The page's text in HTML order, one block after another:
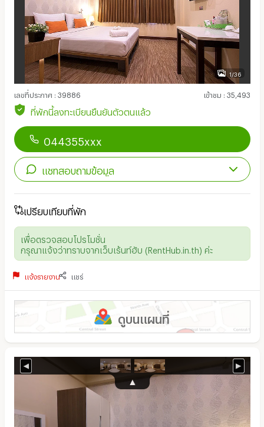
1/36
เลขที่ประกาศ : 39886 เข้าชม : 35,493
ที่พักนี้ลงทะเบียนยืนยันตัวตนแล้ว
044355xxx
แชทสอบถามข้อมูล
เปรียบเทียบที่พัก
เพื่อตรวจสอบโปรโมชั่น
กรุณาแจ้งว่าทราบจากเว็บเร้นท์ฮับ (RentHub.in.th) ค่ะ
แจ้งรายงาน แชร์
ดูบนแผนที่